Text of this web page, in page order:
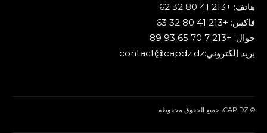
هاتف: +213 41 80 32 62
فاكس: +213 41 80 32 63
جوال: +213 7 70 65 93 89
بريد إلكتروني:contact@capdz.dz
© CAP DZ، جميع الحقوق محفوظة